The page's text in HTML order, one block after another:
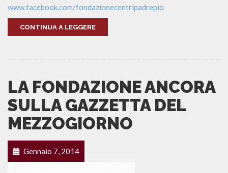
www.facebook.com/fondazionecentripadrepio
CONTINUA A LEGGERE
LA FONDAZIONE ANCORA
SULLA GAZZETTA DEL
MEZZOGIORNO
Gennaio 7, 2014